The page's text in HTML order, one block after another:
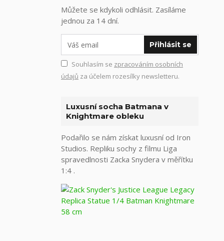
Můžete se kdykoli odhlásit. Zasíláme
jednou za 14 dní.
Přihlásit se
Souhlasím se zpracováním osobních
údajů za účelem rozesílky newsletteru.
Luxusní socha Batmana v
Knightmare obleku
Podařilo se nám získat luxusní od Iron
Studios. Repliku sochy z filmu Liga
spravedlnosti Zacka Snydera v měřítku
1:4 .